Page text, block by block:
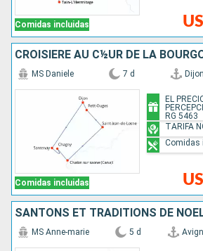
Comidas incluidas
Comidas incluidas
MS Daniele 7 d Dijon
EL
RG 5463
TARIFA
Comidas
MS Anne-marie 5 d